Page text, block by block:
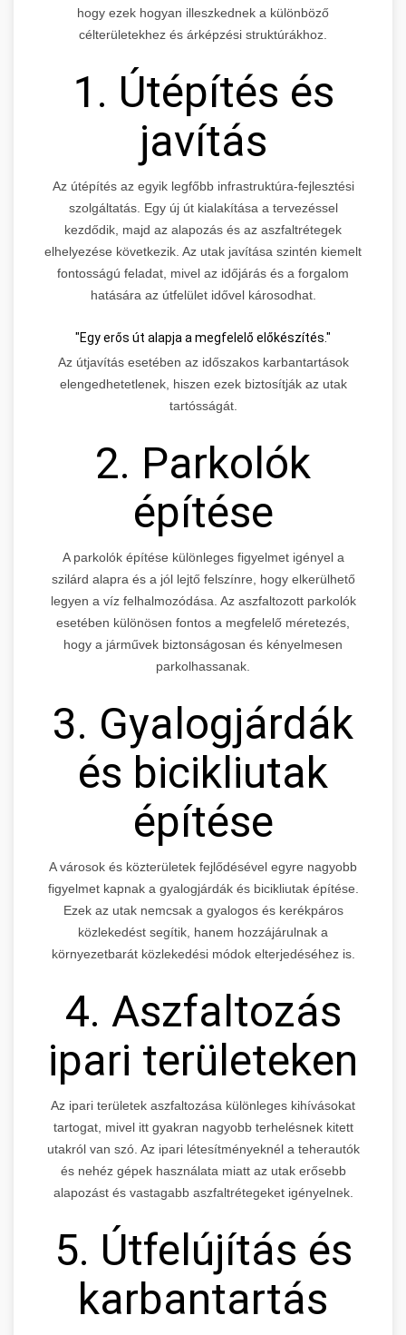
hogy ezek hogyan illeszkednek a különböző
célterületekhez és árképzési struktúrákhoz.
1. Útépítés és
javítás
Az útépítés az egyik legfőbb infrastruktúra-fejlesztési
szolgáltatás. Egy új út kialakítása a tervezéssel
kezdődik, majd az alapozás és az aszfaltrétegek
elhelyezése következik. Az utak javítása szintén kiemelt
fontosságú feladat, mivel az időjárás és a forgalom
hatására az útfelület idővel károsodhat.
"Egy erős út alapja a megfelelő előkészítés."
Az útjavítás esetében az időszakos karbantartások
elengedhetetlenek, hiszen ezek biztosítják az utak
tartósságát.
2. Parkolók
építése
A parkolók építése különleges figyelmet igényel a
szilárd alapra és a jól lejtő felszínre, hogy elkerülhető
legyen a víz felhalmozódása. Az aszfaltozott parkolók
esetében különösen fontos a megfelelő méretezés,
hogy a járművek biztonságosan és kényelmesen
parkolhassanak.
3. Gyalogjárdák
és bicikliutak
építése
A városok és közterületek fejlődésével egyre nagyobb
figyelmet kapnak a gyalogjárdák és bicikliutak építése.
Ezek az utak nemcsak a gyalogos és kerékpáros
közlekedést segítik, hanem hozzájárulnak a
környezetbarát közlekedési módok elterjedéséhez is.
4. Aszfaltozás
ipari területeken
Az ipari területek aszfaltozása különleges kihívásokat
tartogat, mivel itt gyakran nagyobb terhelésnek kitett
utakról van szó. Az ipari létesítményeknél a teherautók
és nehéz gépek használata miatt az utak erősebb
alapozást és vastagabb aszfaltrétegeket igényelnek.
5. Útfelújítás és
karbantartás